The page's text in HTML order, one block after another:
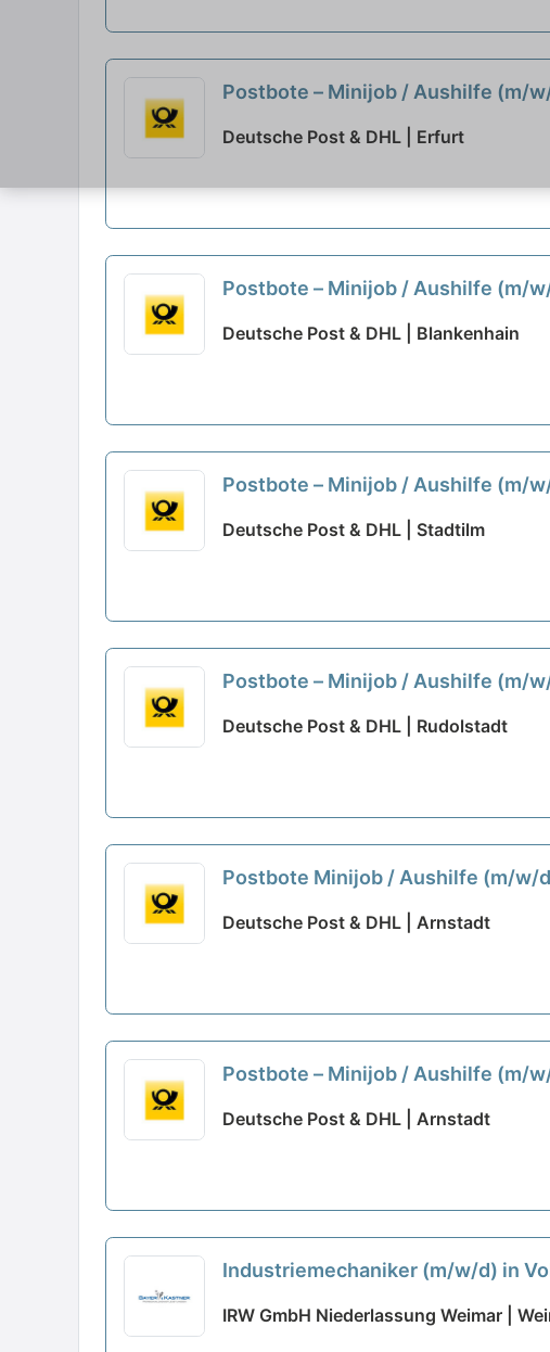
Postbote – Minijob / Aushilfe (m/
Deutsche Post & DHL | Erfurt
Postbote – Minijob / Aushilfe (m/
Deutsche Post & DHL | Blankenhain
Postbote – Minijob / Aushilfe (m/
Deutsche Post & DHL | Stadtilm
Postbote – Minijob / Aushilfe (m/
Deutsche Post & DHL | Rudolstadt
Postbote Minijob / Aushilfe (m/w/
Deutsche Post & DHL | Arnstadt
Postbote – Minijob / Aushilfe (m/
Deutsche Post & DHL | Arnstadt
Industriemechaniker (m/w/d) in
IRW GmbH Niederlassung Weimar |